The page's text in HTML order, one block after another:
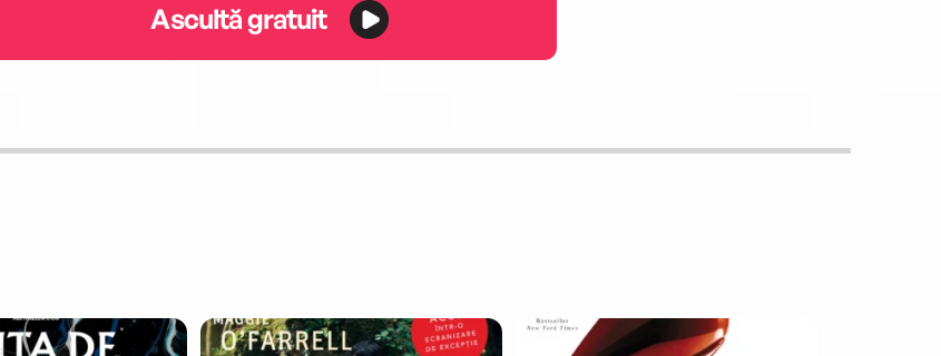
Ascultă gratuit